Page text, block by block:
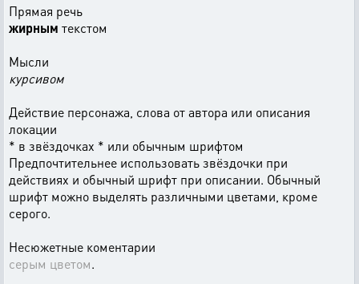
Прямая речь
жирным текстом
Мысли
курсивом
Действие персонажа, слова от автора или описания
локации
* в звёздочках * или обычным шрифтом
Предпочтительнее использовать звёздочки при
действиях и обычный шрифт при описании. Обычный
шрифт можно выделять различными цветами, кроме
серого.
Несюжетные коментарии
серым цветом.